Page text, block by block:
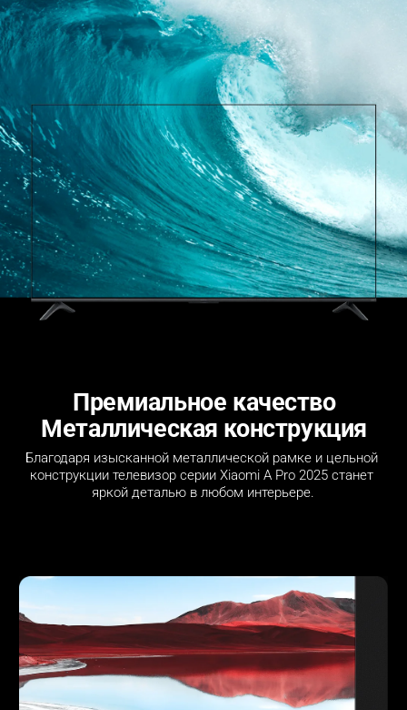
Премиальное качество
Металлическая конструкция
Благодаря изысканной металлической рамке и цельной
конструкции телевизор серии Xiaomi A Pro 2025 станет
яркой деталью в любом интерьере.